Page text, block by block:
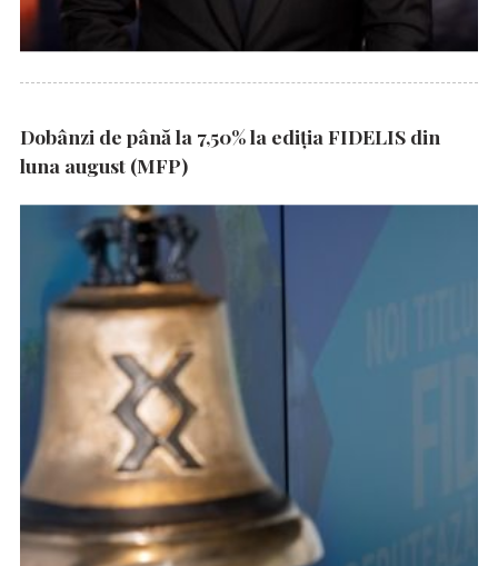
Dobânzi de până la 7,50% la ediția FIDELIS din
luna august (MFP)